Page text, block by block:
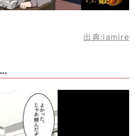
出典:lamire